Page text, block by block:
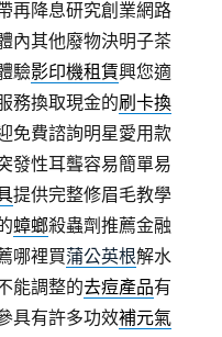
再降息研究創業網路
內其他廢物決明子茶
驗影印機租賃興您適
務換取現金的刷卡換
免費諮詢明星愛用款
發性耳聾容易簡單易
提供完整修眉毛教學
蟑螂殺蟲劑推薦金融
哪裡買蒲公英根解水
能調整的去痘產品有
具有許多功效補元氣